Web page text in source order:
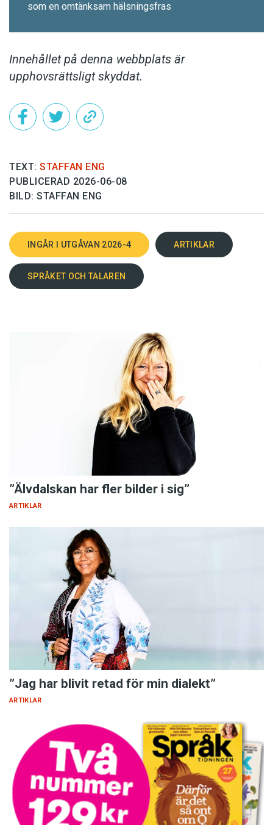
som en omtänksam hälsningsfras
Innehållet på denna webbplats är
upphovsrättsligt skyddat.
TEXT: STAFFAN ENG
PUBLICERAD 2026-06-08
BILD: STAFFAN ENG
INGÅR I UTGÅVAN 2026-4 ARTIKLAR
SPRÅKET OCH TALAREN
”Älvdalskan har fler bilder i sig”
ARTIKLAR
”Jag har blivit retad för min dialekt”
ARTIKLAR